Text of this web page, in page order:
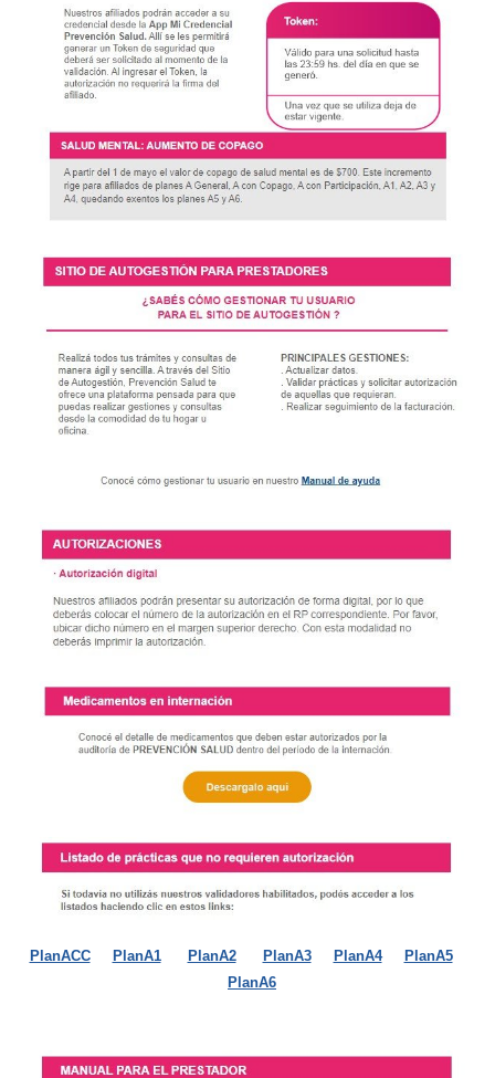
PlanACC PlanA1 PlanA2 PlanA3 PlanA4
PlanA5
PlanA6